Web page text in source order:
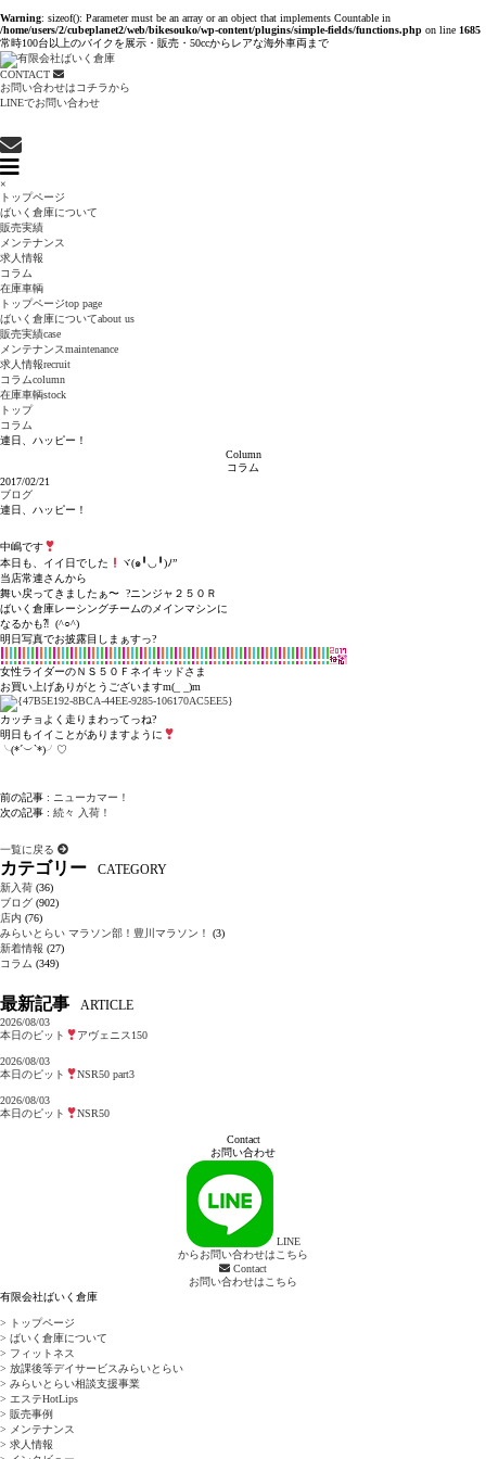
Warning: sizeof(): Parameter must be an array or an object that implements Countable in
/home/users/2/cubeplanet2/web/bikesouko/wp-content/plugins/simple-fields/functions.php on line 1685
常時100台以上のバイクを展示・販売・50ccからレアな海外車両まで
CONTACT
お問い合わせはコチラから
LINEでお問い合わせ
×
トップページ
ばいく倉庫について
販売実績
メンテナンス
求人情報
コラム
在庫車輌
トップページtop page
ばいく倉庫についてabout us
販売実績case
メンテナンスmaintenance
求人情報recruit
コラムcolumn
在庫車輌stock
トップ
コラム
連日、ハッピー！
Column
コラム
2017/02/21
ブログ
連日、ハッピー！
中嶋です
本日も、イイ日でした
ヾ(๑╹◡╹)ﾉ”
当店常連さんから
舞い戻ってきましたぁ〜 ?ニンジャ２５０Ｒ
ばいく倉庫レーシングチームのメインマシンに
なるかも⁈ (^○^)
明日写真でお披露目しまぁすっ?
女性ライダーのＮＳ５０Ｆネイキッドさま
お買い上げありがとうございますm(_ _)m
カッチョよく走りまわってっね?
明日もイイことがありますように
╰(*´︶`*)╯♡
前の記事 : ニューカマー！
次の記事 : 続々 入荷！
一覧に戻る
カテゴリー CATEGORY
新入荷 (36)
ブログ (902)
店内 (76)
みらいとらい マラソン部！豊川マラソン！
(3)
新着情報 (27)
コラム (349)
最新記事 ARTICLE
2026/08/03
本日のピット
アヴェニス150
2026/08/03
本日のピット
NSR50 part3
2026/08/03
本日のピット
NSR50
Contact
お問い合わせ
LINE
からお問い合わせはこちら
Contact
お問い合わせはこちら
有限会社ばいく倉庫
> トップページ
> ばいく倉庫について
> フィットネス
> 放課後等デイサービスみらいとらい
> みらいとらい相談支援事業
> エステHotLips
> 販売事例
> メンテナンス
> 求人情報